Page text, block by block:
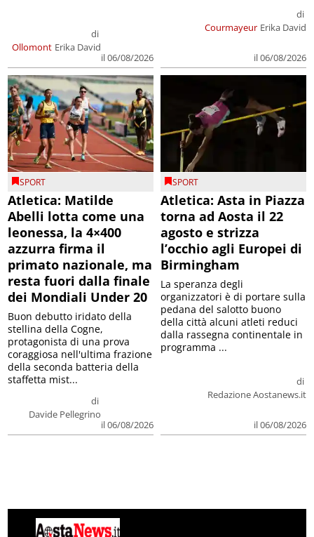
Ollomont
di
Erika David
il 06/08/2026
Courmayeur
di
Erika David
il 06/08/2026
SPORT
Atletica: Matilde
Abelli lotta come una
leonessa, la 4×400
azzurra firma il
primato nazionale, ma
resta fuori dalla finale
dei Mondiali Under 20
di
Davide Pellegrino
il 06/08/2026
Buon debutto iridato della
stellina della Cogne,
protagonista di una prova
coraggiosa nell'ultima frazione
della seconda batteria della
staffetta mist...
SPORT
Atletica: Asta in Piazza
torna ad Aosta il 22
agosto e strizza
l’occhio agli Europei di
Birmingham
di
Redazione Aostanews.it
il 06/08/2026
La speranza degli
organizzatori è di portare sulla
pedana del salotto buono
della città alcuni atleti reduci
dalla rassegna continentale in
programma ...